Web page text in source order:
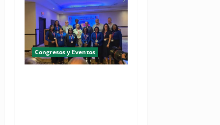
Congresos y Eventos